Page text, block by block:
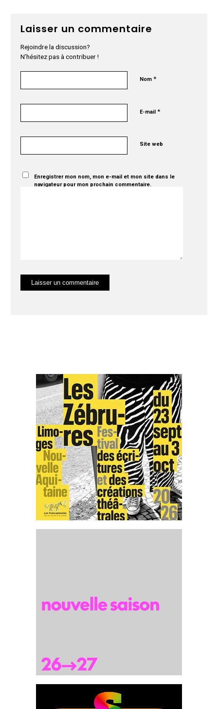
Laisser un commentaire
Rejoindre la discussion?
N’hésitez pas à contribuer !
Nom*
E-mail*
Site web
Enregistrer mon nom, mon e-mail et mon site dans le
navigateur pour mon prochain commentaire.